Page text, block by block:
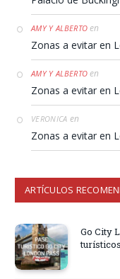
AMY Y ALBERTO en
Zonas a evitar en
AMY Y ALBERTO en
Zonas a evitar en
VERONICA en
Zonas a evitar en
ARTÍCULOS
Go City